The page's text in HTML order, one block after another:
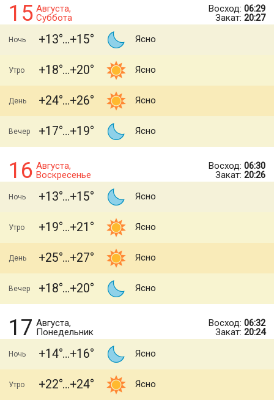
15 Августа,
Суббота
Восход: 06:29
Закат: 20:27
Ночь +13 +15 Ясно
Утро +18 +20 Ясно
День +24 +26 Ясно
Вечер +17 +19 Ясно
16 Августа,
Воскресенье
Восход: 06:30
Закат: 20:26
Ночь +13 +15 Ясно
Утро +19 +21 Ясно
День +25 +27 Ясно
Вечер +18 +20 Ясно
17 Августа,
Понедельник
Восход: 06:32
Закат: 20:24
Ночь +14 +16 Ясно
Утро +22 +24 Ясно